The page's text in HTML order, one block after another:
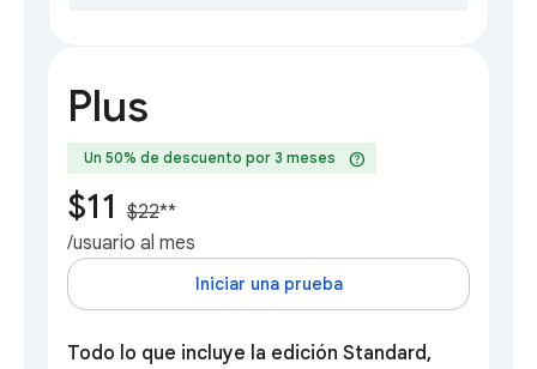
Plus
Un 50% de descuento por 3 meses help
$11 $22**
/usuario al mes
Iniciar una prueba
Todo lo que incluye la edición Standard,